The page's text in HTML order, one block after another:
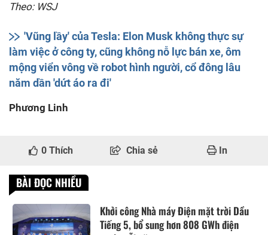
Theo: WSJ
'Vũng lầy' của Tesla: Elon Musk không thực sự
làm việc ở công ty, cũng không nỗ lực bán xe, ôm
mộng viển vông về robot hình người, cổ đông lâu
năm dần 'dứt áo ra đi'
Phương Linh
0 Thích Chia sẻ In
BÀI ĐỌC NHIỀU
Khởi công Nhà máy Điện mặt trời Dầu
Tiếng 5, bổ sung hơn 808 GWh điện